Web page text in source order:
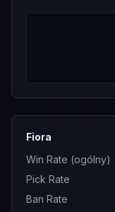
Fiora
Win Rate (ogólny)
Pick Rate
Ban Rate